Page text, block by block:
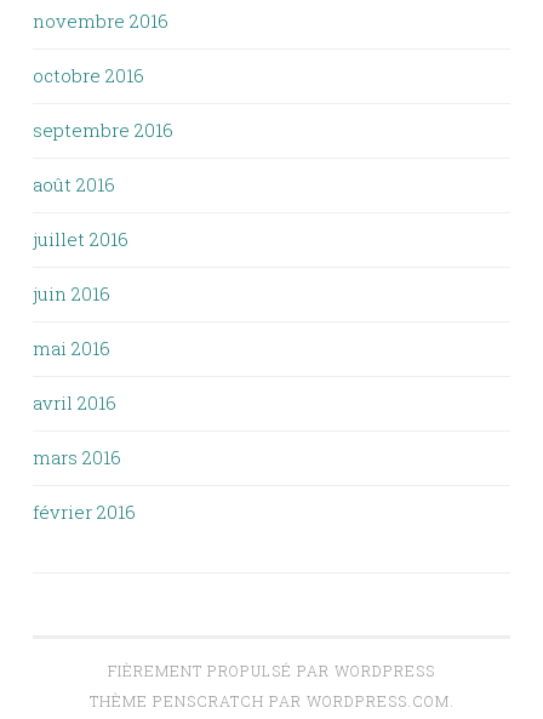
novembre 2016
octobre 2016
septembre 2016
août 2016
juillet 2016
juin 2016
mai 2016
avril 2016
mars 2016
février 2016
FIÈREMENT PROPULSÉ PAR WORDPRESS
THÈME PENSCRATCH PAR WORDPRESS.COM